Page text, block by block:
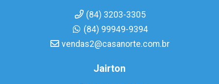
(84) 3203-3305
(84) 99949-9394
vendas2@casanorte.com.br
Jairton